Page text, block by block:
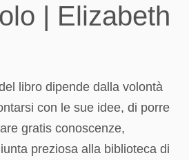
| Elizabeth
libro dipende dalla volontà
con le sue idee, di porre
gratis conoscenze,
preziosa alla biblioteca di